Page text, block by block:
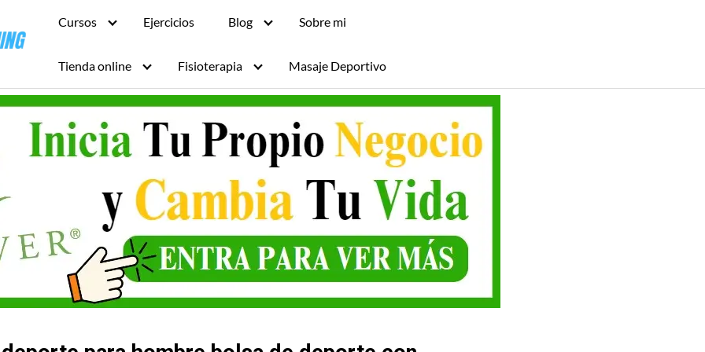
Cursos Ejercicios Blog Sobre mi
Tienda online Fisioterapia Masaje Deportivo